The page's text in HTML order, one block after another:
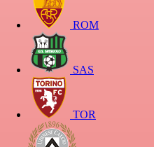
ROM
SAS
TOR